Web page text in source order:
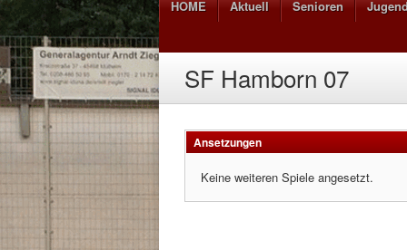
HOME Aktuell Senioren
SF Hamborn 07
Ansetzungen
Keine weiteren Spiele angesetzt.